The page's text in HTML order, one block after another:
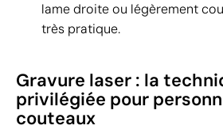
lame droite ou légèrement
très pratique.
Gravure laser : la
privilégiée pour
couteaux